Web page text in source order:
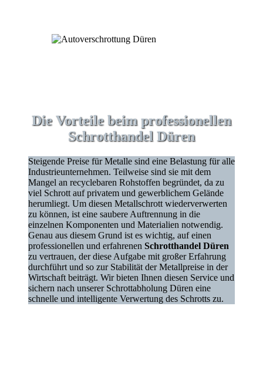
Die Vorteile beim professionellen
Schrotthandel Düren
Steigende Preise für Metalle sind eine Belastung für alle
Industrieunternehmen. Teilweise sind sie mit dem
Mangel an recyclebaren Rohstoffen begründet, da zu
viel Schrott auf privatem und gewerblichem Gelände
herumliegt. Um diesen Metallschrott wiederverwerten
zu können, ist eine saubere Auftrennung in die
einzelnen Komponenten und Materialien notwendig.
Genau aus diesem Grund ist es wichtig, auf einen
professionellen und erfahrenen Schrotthandel Düren
zu vertrauen, der diese Aufgabe mit großer Erfahrung
durchführt und so zur Stabilität der Metallpreise in der
Wirtschaft beiträgt. Wir bieten Ihnen diesen Service und
sichern nach unserer Schrottabholung Düren eine
schnelle und intelligente Verwertung des Schrotts zu.